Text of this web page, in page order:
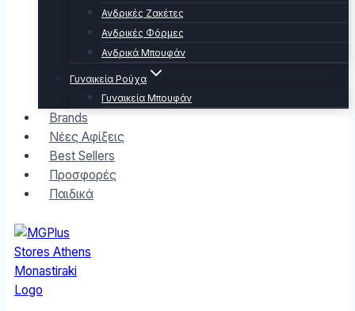
Ανδρικές Ζακέτες
Ανδρικές Φόρμες
Ανδρικά Μπουφάν
Γυναικεία Ρούχα
Γυναικεία Μπουφάν
Brands
Νέες Αφίξεις
Best Sellers
Προσφορές
Παιδικά